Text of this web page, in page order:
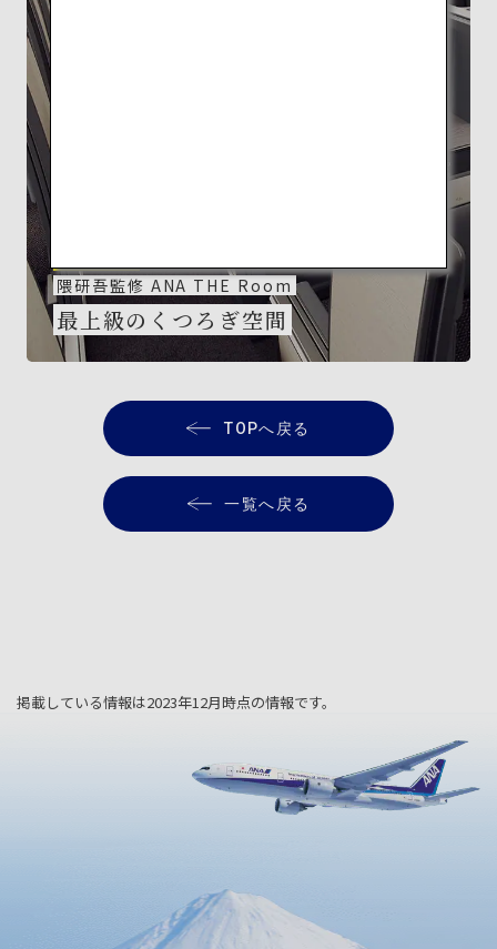
隈研吾監修 ANA THE Room
最上級のくつろぎ空間
TOPへ戻る
一覧へ戻る
掲載している情報は2023年12月時点の情報です。